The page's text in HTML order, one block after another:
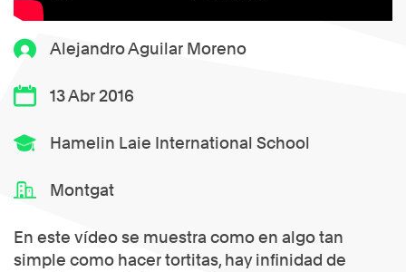
Alejandro Aguilar Moreno
13 Abr 2016
Hamelin Laie International School
Montgat
En este vídeo se muestra como en algo tan
simple como hacer tortitas, hay infinidad de